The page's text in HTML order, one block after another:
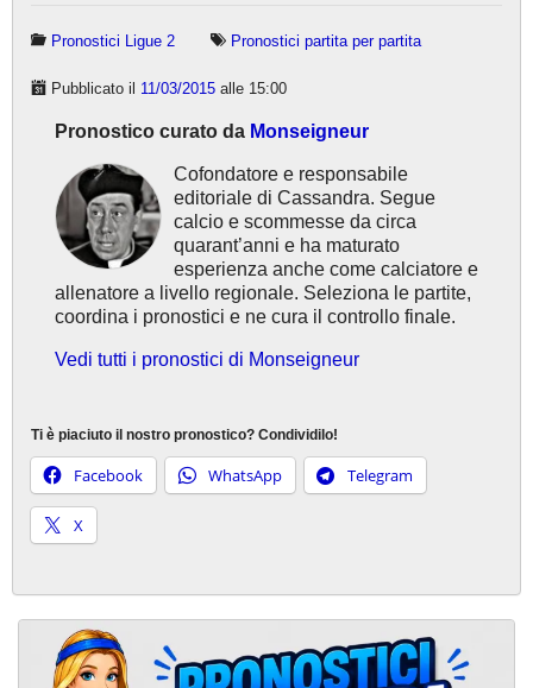
Pronostici Ligue 2 Pronostici partita per partita
Pubblicato il 11/03/2015 alle 15:00
Pronostico curato da Monseigneur
Cofondatore e responsabile
editoriale di Cassandra. Segue
calcio e scommesse da circa
quarant’anni e ha maturato
esperienza anche come calciatore e
allenatore a livello regionale. Seleziona le partite,
coordina i pronostici e ne cura il controllo finale.
Vedi tutti i pronostici di Monseigneur
Ti è piaciuto il nostro pronostico? Condividilo!
Facebook WhatsApp Telegram
X